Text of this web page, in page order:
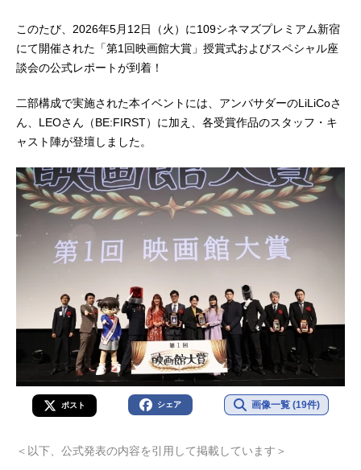
このたび、2026年5月12日（火）に109シネマズプレミアム新宿
にて開催された「第1回映画館大賞」授賞式およびスペシャル座
談会の公式レポートが到着！
二部構成で実施された本イベントには、アンバサダーのLiLiCoさ
ん、LEOさん（BE:FIRST）に加え、各受賞作品のスタッフ・キ
ャスト陣が登壇しました。
ポスト シェア 画像一覧 (19件)
＜以下、公式発表の内容を引用して掲載しています＞